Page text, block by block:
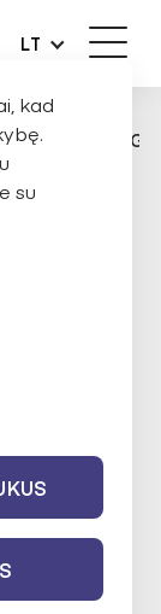
LT
kad
su